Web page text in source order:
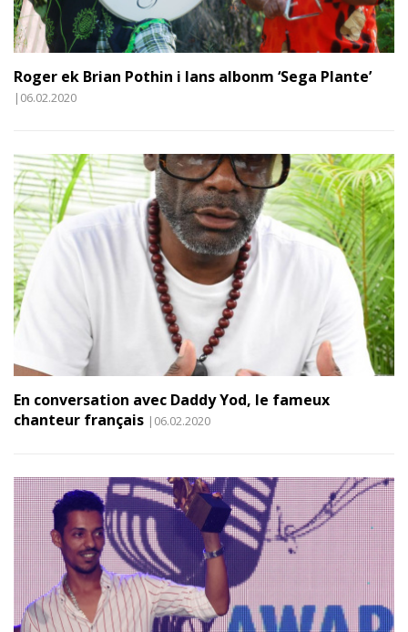
Roger ek Brian Pothin i lans albonm ‘Sega Plante’
|06.02.2020
En conversation avec Daddy Yod, le fameux
chanteur français |06.02.2020